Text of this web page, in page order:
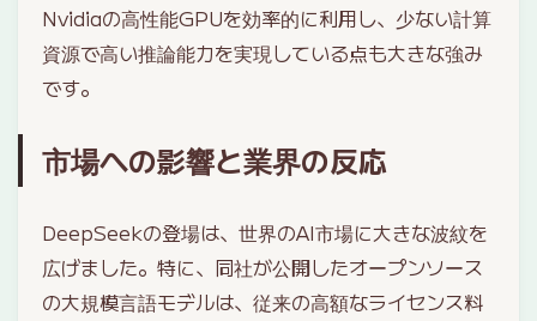
Nvidiaの高性能GPUを効率的に利用し、少ない計算
資源で高い推論能力を実現している点も大きな強み
です。
市場への影響と業界の反応
DeepSeekの登場は、世界のAI市場に大きな波紋を
広げました。特に、同社が公開したオープンソース
の大規模言語モデルは、従来の高額なライセンス料